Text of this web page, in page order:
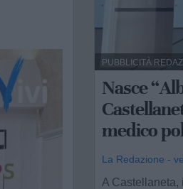
PUBBLICITÀ
Nasce
medico
La Redazione -
A Castellaneta,